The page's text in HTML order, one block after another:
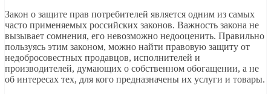
Закон о защите прав потребителей является одним из самых
часто применяемых российских законов. Важность закона не
вызывает сомнения, его невозможно недооценить. Правильно
пользуясь этим законом, можно найти правовую защиту от
недобросовестных продавцов, исполнителей и
производителей, думающих о собственном обогащении, а не
об интересах тех, для кого предназначены их услуги и товары.